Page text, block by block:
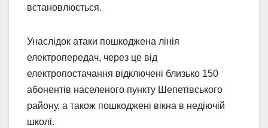
встановлюється.
Унаслідок атаки пошкоджена лінія
електропередач, через це від
електропостачання відключені близько 150
абонентів населеного пункту Шепетівського
району, а також пошкоджені вікна в недіючій
школі.